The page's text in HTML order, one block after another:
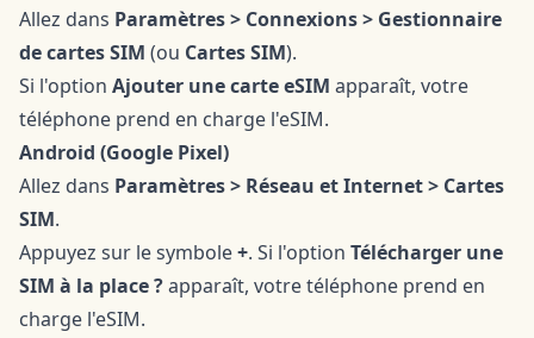
Allez dans Paramètres > Connexions > Gestionnaire
de cartes SIM (ou Cartes SIM).
Si l'option Ajouter une carte eSIM apparaît, votre
téléphone prend en charge l'eSIM.
Android (Google Pixel)
Allez dans Paramètres > Réseau et Internet > Cartes
SIM.
Appuyez sur le symbole+. Si l'option Télécharger une
SIM à la place ?apparaît, votre téléphone prend en
charge l'eSIM.